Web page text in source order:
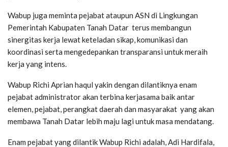
Wabup juga meminta pejabat ataupun ASN di Lingkungan
Pemerintah Kabupaten Tanah Datar terus membangun
sinergitas kerja lewat keteladan sikap, komunikasi dan
koordinasi serta mengedepankan transparansi untuk meraih
kerja yang intens.
Wabup Richi Aprian haqul yakin dengan dilantiknya enam
pejabat administrator akan terbina kerjasama baik antar
elemen, pejabat, perangkat daerah dan masyarakat yang akan
membawa Tanah Datar lebih maju lagi untuk masa mendatang.
Enam pejabat yang dilantik Wabup Richi adalah, Adi Hardifala,